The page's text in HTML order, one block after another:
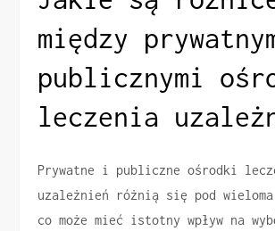
między
publicznymi
leczenia
Prywatne i publiczne ośrodki
uzależnień różnią się pod wieloma
co może mieć istotny wpływ na